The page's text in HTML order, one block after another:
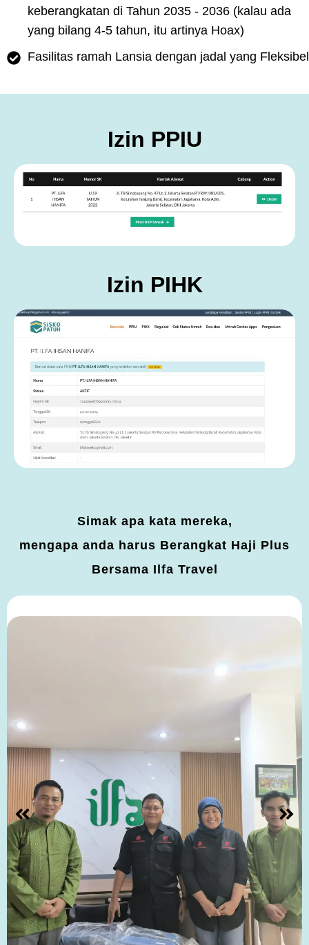
keberangkatan di Tahun 2035 - 2036 (kalau ada
yang bilang 4-5 tahun, itu artinya Hoax)
Fasilitas ramah Lansia dengan jadal yang Fleksibel
Izin PPIU
Izin PIHK
Simak apa kata mereka,
mengapa anda harus Berangkat Haji Plus
Bersama Ilfa Travel